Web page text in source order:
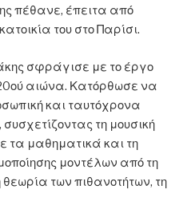
πέθανε, έπειτα από
του στο Παρίσι.
σφράγισε με το έργο
20ού αιώνα. Κατόρθωσε να
και ταυτόχρονα
τη μουσική
τα μαθηματικά και τη
μοντέλων από τη
των πιθανοτήτων, τη